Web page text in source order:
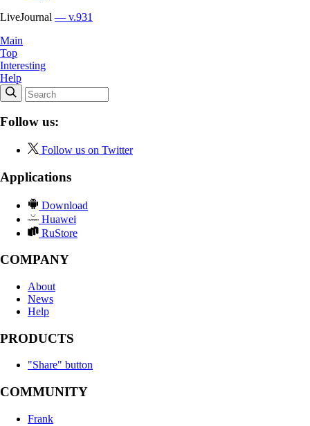
LiveJournal — v.931
Main
Top
Interesting
Help
Follow us:
Follow us on Twitter
Applications
Download
Huawei
RuStore
COMPANY
About
News
Help
PRODUCTS
"Share" button
COMMUNITY
Frank